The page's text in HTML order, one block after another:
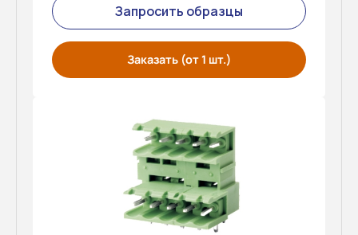
Запросить образцы
Заказать (от 1 шт.)